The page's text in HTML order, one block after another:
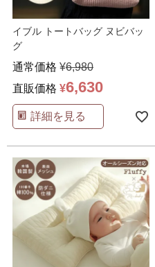
イブル トートバッグ ヌビバッ
グ
通常価格 ¥6,980
直販価格 ¥6,630
詳細を見る